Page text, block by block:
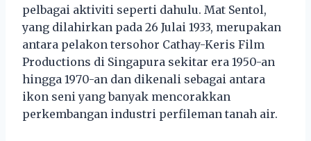
pelbagai aktiviti seperti dahulu. Mat Sentol,
yang dilahirkan pada 26 Julai 1933, merupakan
antara pelakon tersohor Cathay-Keris Film
Productions di Singapura sekitar era 1950-an
hingga 1970-an dan dikenali sebagai antara
ikon seni yang banyak mencorakkan
perkembangan industri perfileman tanah air.